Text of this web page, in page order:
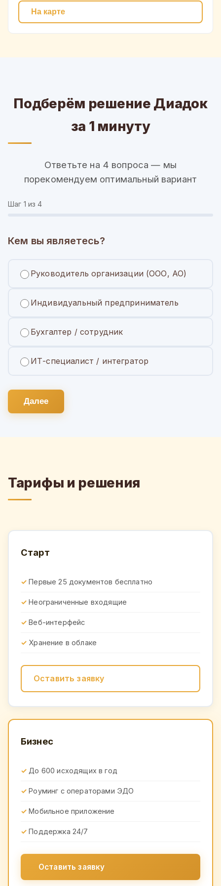
На карте
Подберём решение Диадок
за 1 минуту
Ответьте на 4 вопроса — мы
порекомендуем оптимальный вариант
Шаг 1 из 4
Кем вы являетесь?
Руководитель организации (ООО, АО)
Индивидуальный предприниматель
Бухгалтер / сотрудник
ИТ-специалист / интегратор
Далее
Тарифы и решения
Старт
Первые 25 документов бесплатно
Неограниченные входящие
Веб-интерфейс
Хранение в облаке
Оставить заявку
Бизнес
До 600 исходящих в год
Роуминг с операторами ЭДО
Мобильное приложение
Поддержка 24/7
Оставить заявку